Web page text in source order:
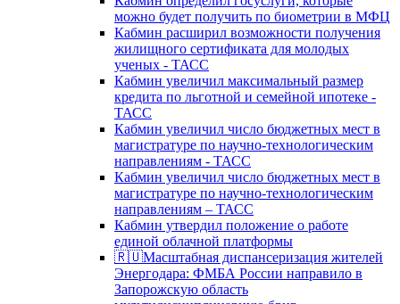
можно будет получить по биометрии в МФЦ
Кабмин расширил возможности получения
жилищного сертификата для молодых
ученых - ТАСС
Кабмин увеличил максимальный размер
кредита по льготной и семейной ипотеке -
ТАСС
Кабмин увеличил число бюджетных мест в
магистратуре по научно-технологическим
направлениям - ТАСС
Кабмин увеличил число бюджетных мест в
магистратуре по научно-технологическим
направлениям – ТАСС
Кабмин утвердил положение о работе
единой облачной платформы
🇷🇺Масштабная диспансеризация жителей
Энергодара: ФМБА России направило в
Запорожскую область